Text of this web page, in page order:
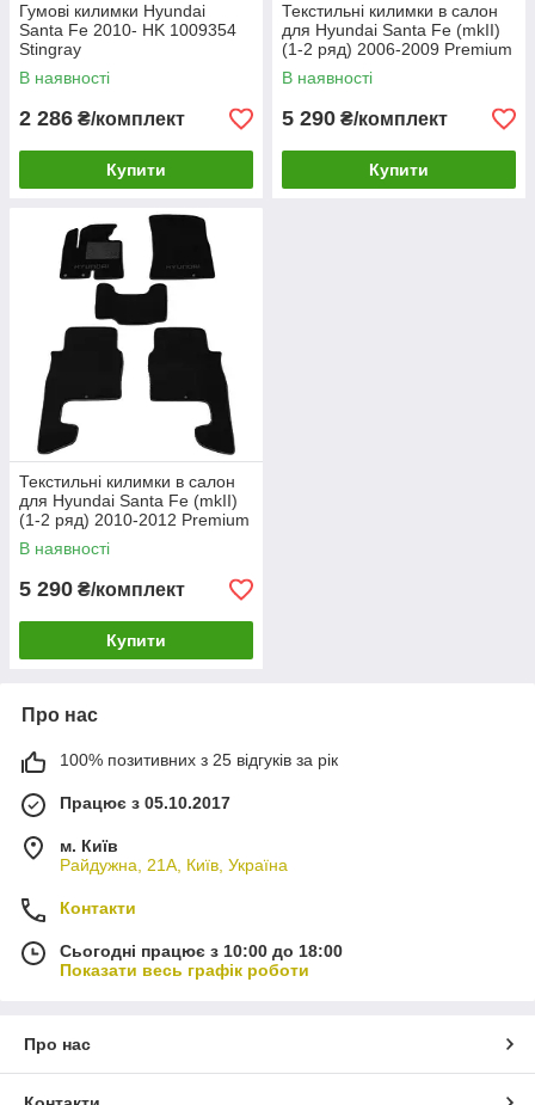
Гумові килимки Hyundai
Santa Fe 2010- HK 1009354
Stingray
В наявності
2 286 ₴/комплект
Купити
Текстильні килимки в салон
для Hyundai Santa Fe (mkII)
(1-2 ряд) 2006-2009 Premium
В наявності
5 290 ₴/комплект
Купити
Текстильні килимки в салон
для Hyundai Santa Fe (mkII)
(1-2 ряд) 2010-2012 Premium
В наявності
5 290 ₴/комплект
Купити
Про нас
100% позитивних з 25 відгуків за рік
Працює з 05.10.2017
м. Київ
Райдужна, 21А, Київ, Україна
Контакти
Сьогодні працює з 10:00 до 18:00
Показати весь графік роботи
Про нас